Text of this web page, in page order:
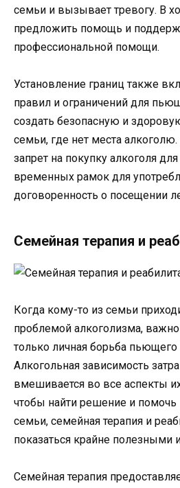
семьи и вызывает тревогу. В
предложить помощь и
профессиональной помощи.
Установление границ также
правил и ограничений для
создать безопасную и
семьи, где нет места
запрет на покупку алкоголя
временных рамок для
договоренность о посещении
Семейная терапия и
Когда кому-то из семьи
проблемой алкоголизма, важно
только личная борьба пьющего
Алкогольная зависимость
вмешивается во все аспекты
чтобы найти решение и
семьи, семейная терапия и
показаться крайне полезными
Семейная терапия